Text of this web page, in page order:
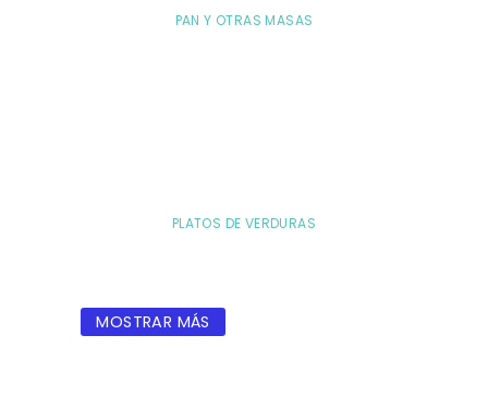
PAN Y OTRAS MASAS
PLATOS DE VERDURAS
MOSTRAR MÁS